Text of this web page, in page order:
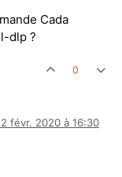
Cada
dlp ?
0
févr. 2020 à 16:30